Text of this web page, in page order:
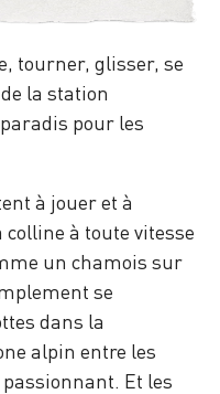
tourner, glisser, se
la station
pour les
à jouer et à
à toute vitesse
un chamois sur
se
dans la
alpin entre les
Et les